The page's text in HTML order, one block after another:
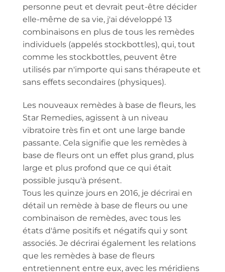
personne peut et devrait peut-être décider
elle-même de sa vie, j'ai développé 13
combinaisons en plus de tous les remèdes
individuels (appelés stockbottles), qui, tout
comme les stockbottles, peuvent être
utilisés par n'importe qui sans thérapeute et
sans effets secondaires (physiques).
Les nouveaux remèdes à base de fleurs, les
Star Remedies, agissent à un niveau
vibratoire très fin et ont une large bande
passante. Cela signifie que les remèdes à
base de fleurs ont un effet plus grand, plus
large et plus profond que ce qui était
possible jusqu'à présent.
Tous les quinze jours en 2016, je décrirai en
détail un remède à base de fleurs ou une
combinaison de remèdes, avec tous les
états d'âme positifs et négatifs qui y sont
associés. Je décrirai également les relations
que les remèdes à base de fleurs
entretiennent entre eux, avec les méridiens